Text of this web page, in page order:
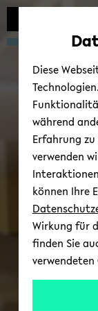
Diese
während
Erfahrung zu
verwenden
können Ihre
Wirkung für
finden Sie
verwendeten